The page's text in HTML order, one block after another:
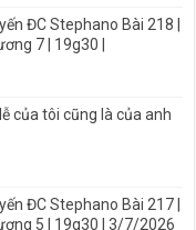
ĐC Stephano Bài 218 |
7 | 19g30 |
của tôi cũng là của anh
ĐC Stephano Bài 217 |
5 | 19g30 | 3/7/2026